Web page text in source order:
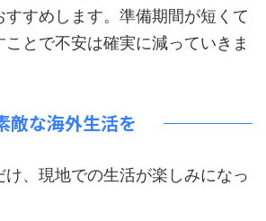
すめします。準備期間が短くて
ことで不安は確実に減っていきま
敵な海外生活を
、現地での生活が楽しみになっ